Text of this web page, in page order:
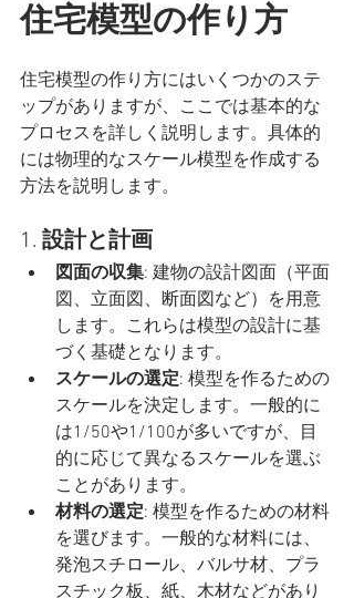
住宅模型の作り方
住宅模型の作り方にはいくつかのステ
ップがありますが、ここでは基本的な
プロセスを詳しく説明します。具体的
には物理的なスケール模型を作成する
方法を説明します。
1. 設計と計画
図面の収集: 建物の設計図面（平面
図、立面図、断面図など）を用意
します。これらは模型の設計に基
づく基礎となります。
スケールの選定: 模型を作るための
スケールを決定します。一般的に
は1/50や1/100が多いですが、目
的に応じて異なるスケールを選ぶ
ことがあります。
材料の選定: 模型を作るための材料
を選びます。一般的な材料には、
発泡スチロール、バルサ材、プラ
スチック板、紙、木材などがあり